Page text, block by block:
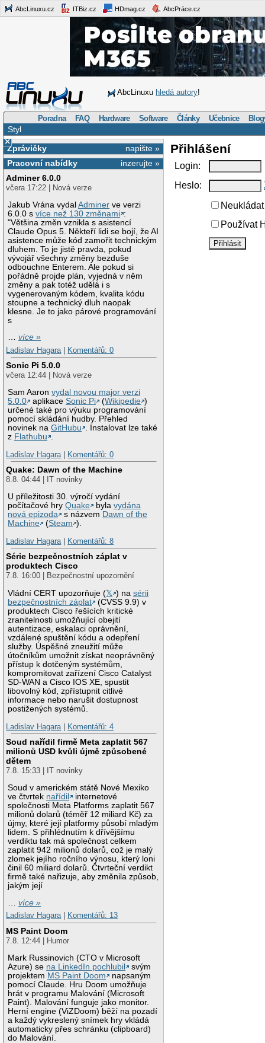
AbcLinuxu.cz ITBiz.cz HDmag.cz AbcPráce.cz
AbcLinuxu hledá autory!
Poradna FAQ Hardware Software Články Učebnice
Styl
×
napište »
Zprávičky
inzerujte »
Pracovní nabídky
Adminer 6.0.0
včera 17:22 | Nová verze
Jakub Vrána vydalAdminer ve verzi
6.0.0 svíce než 130 změnami :
"Většina změn vznikla s asistencí
Claude Opus 5. Někteří lidi se bojí, že AI
asistence může kód zamořit technickým
dluhem. To je jistě pravda, pokud
vývojář všechny změny bezduše
odbouchne Enterem. Ale pokud si
pořádně projde plán, vyjedná v něm
změny a pak totéž udělá i s
vygenerovaným kódem, kvalita kódu
stoupne a technický dluh naopak
klesne. Je to jako párové programování
s
…více »
Ladislav Hagara
Komentářů: 0
Sonic Pi 5.0.0
včera 12:44 | Nová verze
Sam Aaronvydal novou major verzi
5.0.0
aplikaceSonic Pi (Wikipedie )
určené také pro výuku programování
pomocí skládání hudby. Přehled
novinek naGitHubu . Instalovat lze také
z Flathubu .
Ladislav Hagara
Komentářů: 0
Quake: Dawn of the Machine
8.8. 04:44 | IT novinky
U příležitosti 30. výročí vydání
počítačové hryQuake bylavydána
nová epizoda
s názvem Dawn of the
Machine
(Steam ).
Ladislav Hagara
Komentářů: 8
Série bezpečnostních záplat v
produktech Cisco
7.8. 16:00 | Bezpečnostní upozornění
Vládní CERT upozorňuje (𝕏 ) nasérii
bezpečnostních záplat
(CVSS 9.9) v
produktech Cisco řešících kritické
zranitelnosti umožňující obejití
autentizace, eskalaci oprávnění,
vzdálené spuštění kódu a odepření
služby. Úspěšné zneužití může
útočníkům umožnit získat neoprávněný
přístup k dotčeným systémům,
kompromitovat zařízení Cisco Catalyst
SD-WAN a Cisco IOS XE, spustit
libovolný kód, zpřístupnit citlivé
informace nebo narušit dostupnost
postižených systémů.
Ladislav Hagara
Komentářů: 4
Soud nařídil firmě Meta zaplatit 567
milionů USD kvůli újmě způsobené
dětem
7.8. 15:33 | IT novinky
Soud v americkém státě Nové Mexiko
ve čtvrtek nařídil
internetové
společnosti Meta Platforms zaplatit 567
milionů dolarů (téměř 12 miliard Kč) za
újmy, které její platformy působí mladým
lidem. S přihlédnutím k dřívějšímu
verdiktu tak má společnost celkem
zaplatit 942 milionů dolarů, což je malý
zlomek jejího ročního výnosu, který loni
činil 60 miliard dolarů. Čtvrteční verdikt
firmě také nařizuje, aby změnila způsob,
jakým její
…více »
Ladislav Hagara| Komentářů: 13
MS Paint Doom
7.8. 12:44 | Humor
Mark Russinovich (CTO v Microsoft
Azure) se na LinkedIn pochlubil
svým
projektem MS Paint Doom
napsaným
pomocí Claude. Hru Doom umožňuje
hrát v programu Malování (Microsoft
Paint). Malování funguje jako monitor.
Herní engine (ViZDoom) běží na pozadí
a každý vykreslený snímek hry vkládá
automaticky přes schránku (clipboard)
do Malování.
Přihlášení
Login:
Heslo:
Používat